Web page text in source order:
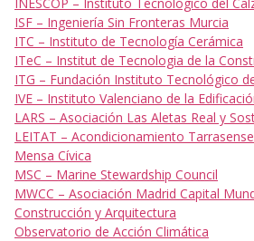
ISF – Ingeniería Sin Fronteras Murcia
ITC – Instituto de Tecnología Cerámica
ITeC – Institut de Tecnologia de la
ITG – Fundación Instituto Tecnológico
IVE – Instituto Valenciano de la
LARS – Asociación Las Aletas Real y
LEITAT – Acondicionamiento Tarrasense
Mensa Cívica
MSC – Marine Stewardship Council
MWCC – Asociación Madrid Capital
Construcción y Arquitectura
Observatorio de Acción Climática